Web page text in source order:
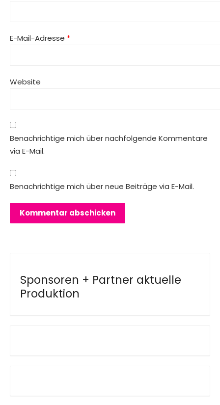
E-Mail-Adresse *
Website
Benachrichtige mich über nachfolgende Kommentare
via E-Mail.
Benachrichtige mich über neue Beiträge via E-Mail.
Sponsoren + Partner aktuelle
Produktion